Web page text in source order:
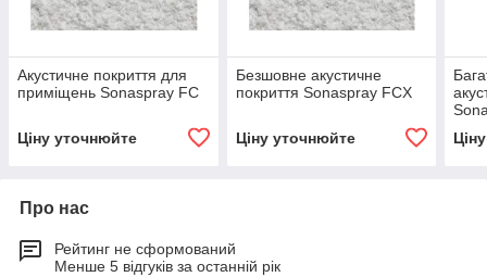
Акустичне покриття для
приміщень Sonaspray FC
Ціну уточнюйте
Безшовне акустичне
покриття Sonaspray FCX
Ціну уточнюйте
Про нас
Рейтинг не сформований
Менше 5 відгуків за останній рік